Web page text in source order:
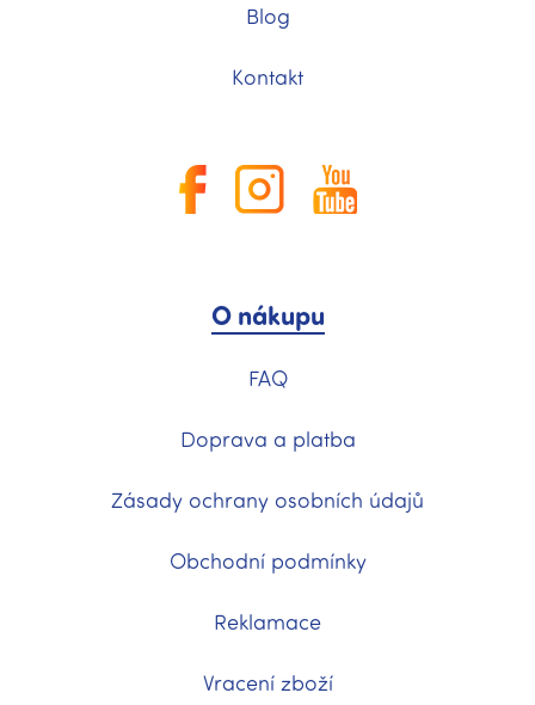
Blog
Kontakt
O nákupu
FAQ
Doprava a platba
Zásady ochrany osobních údajů
Obchodní podmínky
Reklamace
Vracení zboží